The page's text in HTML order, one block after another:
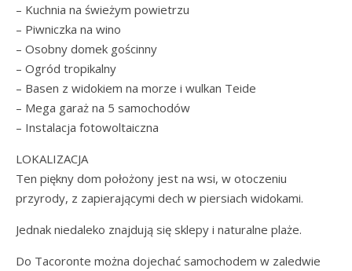
– Kuchnia na świeżym powietrzu
– Piwniczka na wino
– Osobny domek gościnny
– Ogród tropikalny
– Basen z widokiem na morze i wulkan Teide
– Mega garaż na 5 samochodów
– Instalacja fotowoltaiczna
LOKALIZACJA
Ten piękny dom położony jest na wsi, w otoczeniu
przyrody, z zapierającymi dech w piersiach widokami.
Jednak niedaleko znajdują się sklepy i naturalne plaże.
Do Tacoronte można dojechać samochodem w zaledwie